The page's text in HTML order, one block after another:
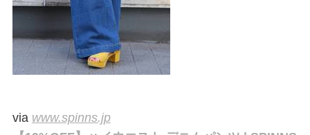
via www.spinns.jp